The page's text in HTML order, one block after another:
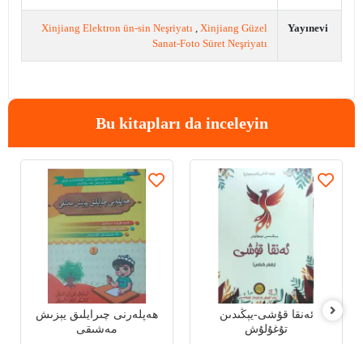
Yayınevi
Xinjiang Elektron ün-sin Neşriyatı , Xinjiang Güzel
Sanat-Foto Süret Neşriyatı
Bu kitapları da inceleyin
ھەپلەرنى چىرايلىق يېزىش
مەشىقى
ئەنقا قۇشى-يېڭىدىن
تۇغۇلۇش